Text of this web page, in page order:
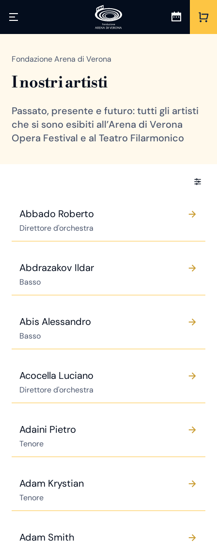
Fondazione Arena di Verona
I nostri artisti
Passato, presente e futuro: tutti gli artisti
che si sono esibiti all’Arena di Verona
Opera Festival e al Teatro Filarmonico
Abbado Roberto
Direttore d'orchestra
Abdrazakov Ildar
Basso
Abis Alessandro
Basso
Acocella Luciano
Direttore d'orchestra
Adaini Pietro
Tenore
Adam Krystian
Tenore
Adam Smith